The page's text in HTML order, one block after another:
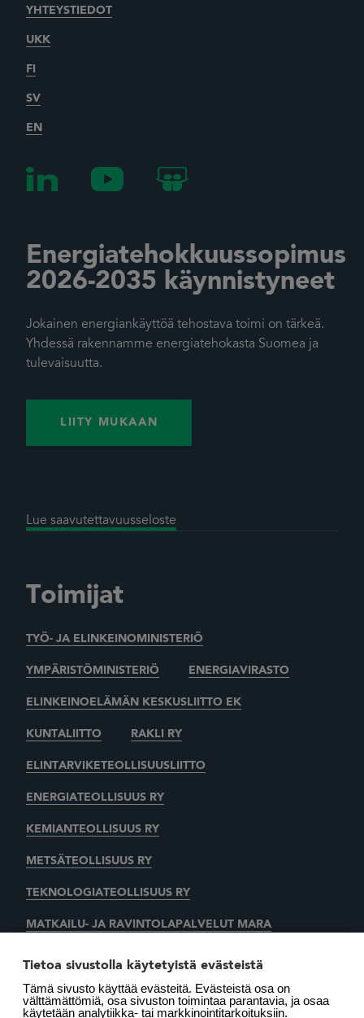
YHTEYSTIEDOT
UKK
FI
SV
EN
Energiatehokkuussopimus
2026-2035 käynnistyneet
Jokainen energiankäyttöä tehostava toimi on tärkeä.
Yhdessä rakennamme energiatehokasta Suomea ja
tulevaisuutta.
LIITY MUKAAN
Lue saavutettavuusseloste
Toimijat
TYÖ- JA ELINKEINOMINISTERIÖ
YMPÄRISTÖMINISTERIÖ ENERGIAVIRASTO
ELINKEINOELÄMÄN KESKUSLIITTO EK
KUNTALIITTO RAKLI RY
ELINTARVIKETEOLLISUUSLIITTO
ENERGIATEOLLISUUS RY
KEMIANTEOLLISUUS RY
METSÄTEOLLISUUS RY
TEKNOLOGIATEOLLISUUS RY
MATKAILU- JA RAVINTOLAPALVELUT MARA
SUOMEN LÄMMITYSTIETO OY
Tietoa sivustolla käytetyistä evästeistä
Tämä sivusto käyttää evästeitä. Evästeistä osa on
välttämättömiä, osa sivuston toimintaa parantavia, ja osaa
käytetään analytiikka- tai markkinointitarkoituksiin.